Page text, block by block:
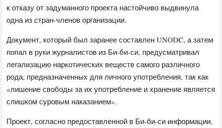
к отказу от задуманного проекта настойчиво выдвинула
одна из стран-членов организации.
Документ, который был заранее составлен UNODC, а затем
попал в руки журналистов из Би-би-си, предусматривал
легализацию наркотических веществ самого различного
рода, предназначенных для личного употребления, так как
«лишение свободы за их употребление и хранение является
слишком суровым наказанием».
Проект, согласно предоставленной в Би-би-си информации,